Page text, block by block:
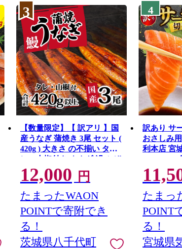
3
【数量限定】【 訳アリ 】国
産うなぎ 蒲焼き 3尾 セット (
420g ) 大きさ の不揃い タ
レ・山椒付き ウナギ 鰻 ふぞ
ろい 不揃い うな重 ひつまぶ
し 人気 茨城 八千代町 ふるさ
と納税 冷凍 [SF951ya]
12,000 円
たまったWAON
POINTで寄附でき
る！
茨城県八千代町
4
訳あり サ
おさしみ
利本店 宮
し身 刺し
包装 チリ
丼 魚介
たまっ
POINT
る！
宮城県